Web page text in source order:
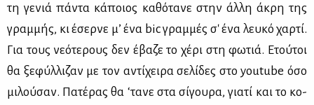
τη γε­νιά πά­ντα κά­ποιος κα­θό­τα­νε στην άλ­λη άκρη της
γραμ­μής, κι έσερ­νε μ’ ένα bic γραμ­μές σ' ένα λευ­κό χαρ­τί.
Για τους νε­ό­τε­ρους δεν έβα­ζε το χέ­ρι στη φω­τιά. Ετού­τοι
θα ξε­φύλ­λι­ζαν με τον αντί­χει­ρα σε­λί­δες στο youtube όσο
μι­λού­σαν. Πα­τέ­ρας θα ‘τα­νε στα σί­γου­ρα, για­τί και το κο­